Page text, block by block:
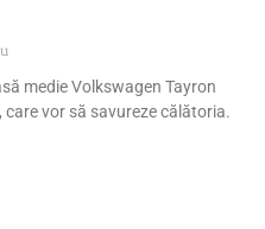
medie Volkswagen Tayron
vor să savureze călătoria.